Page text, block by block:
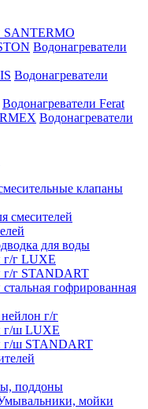
SANTERMO
Водонагреватели
Водонагреватели
Водонагреватели Ferat
Водонагреватели
клапаны
смесителей
для воды
г/г LUXE
г/г STANDART
гофрированная
г/г
г/ш LUXE
г/ш STANDART
поддоны
мойки